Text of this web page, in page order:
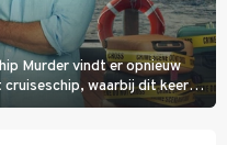
Murder vindt er opnieuw
waarbij dit keer
kapitein Marlowe de dader